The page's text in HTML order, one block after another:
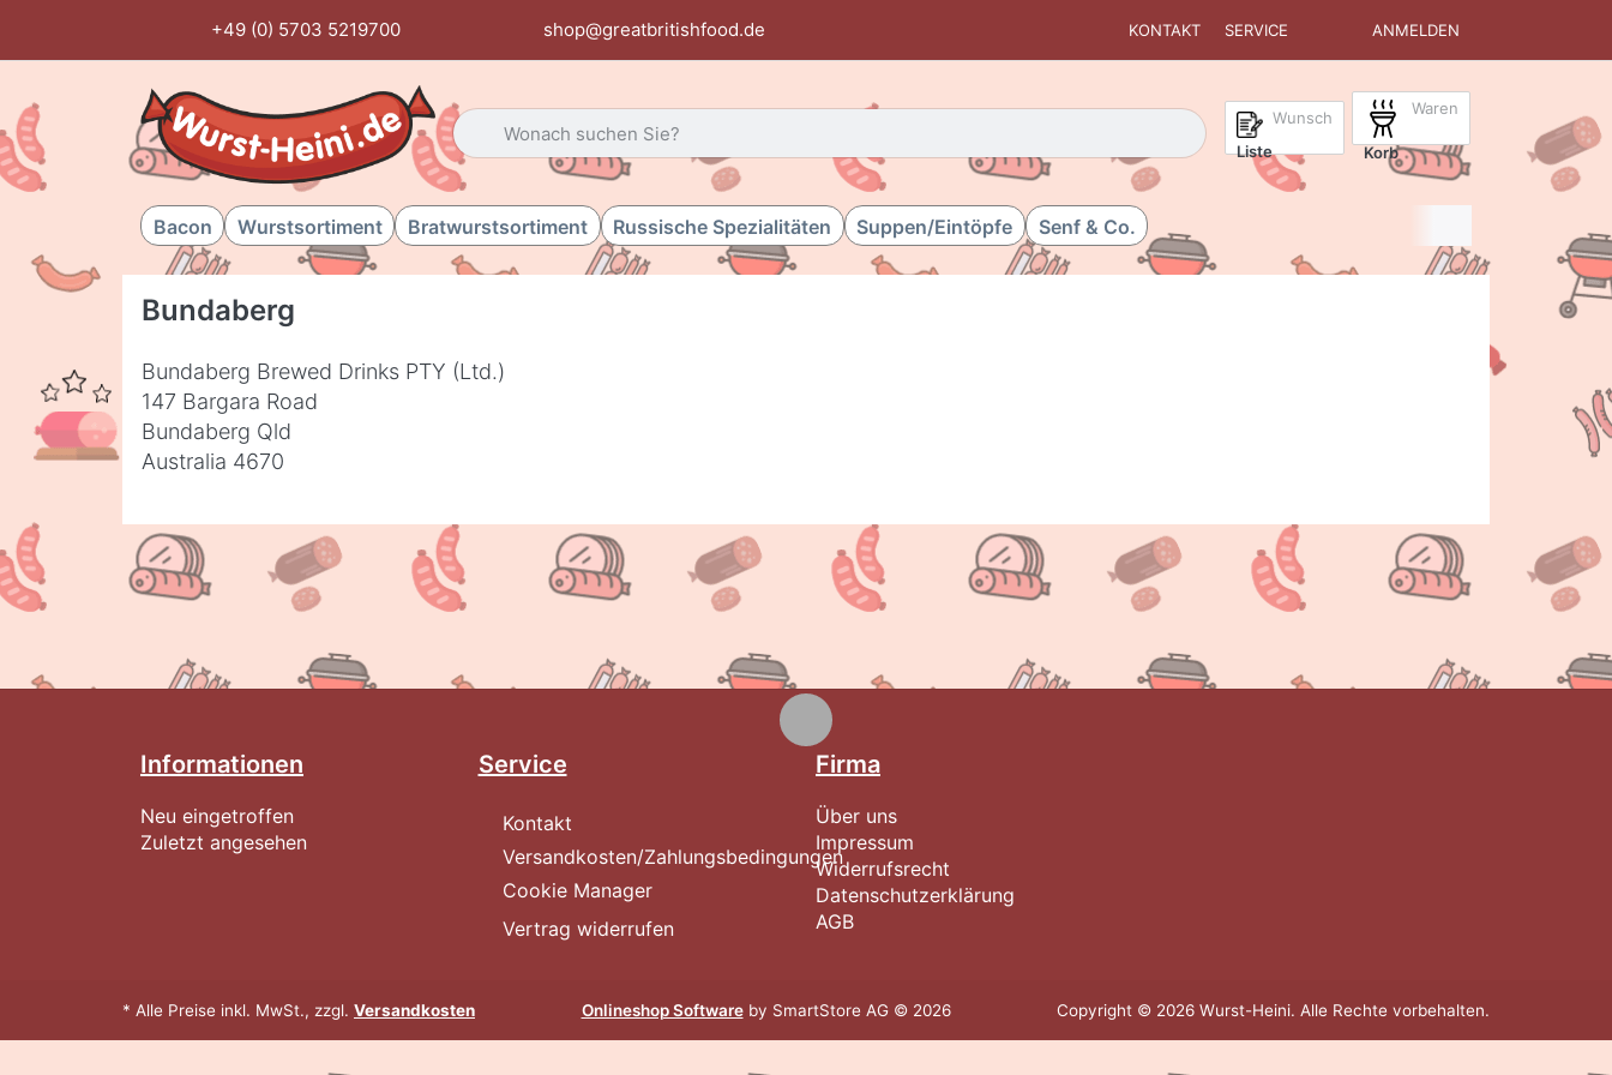
+49 (0) 5703 5219700 shop@greatbritishfood.de KONTAKT SERVICE ANMELDEN
Geben Sie einen Suchbegriff ein. Während Sie tippen, erscheinen automatisch erste Ergebnisse. Drücken Sie die Eingabetaste, um alle
Wunsch
Liste
Waren
Korb
Bacon Wurstsortiment Bratwurstsortiment Russische Spezialitäten Suppen/Eintöpfe Senf & Co.
Bundaberg
Bundaberg Brewed Drinks PTY (Ltd.)
147 Bargara Road
Bundaberg Qld
Australia 4670
Informationen
Neu eingetroffen
Zuletzt angesehen
Service
Kontakt
Versandkosten/Zahlungsbedingungen
Cookie Manager
Vertrag widerrufen
Firma
Über uns
Impressum
Widerrufsrecht
Datenschutzerklärung
AGB
* Alle Preise inkl. MwSt., zzgl. Versandkosten Onlineshop Softwareby SmartStore AG © 2026 Copyright © 2026 Wurst-Heini. Alle Rechte vorbehalten.